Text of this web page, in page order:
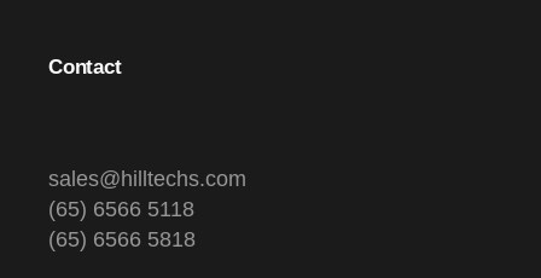
Contact
sales@hilltechs.com
(65) 6566 5118
(65) 6566 5818